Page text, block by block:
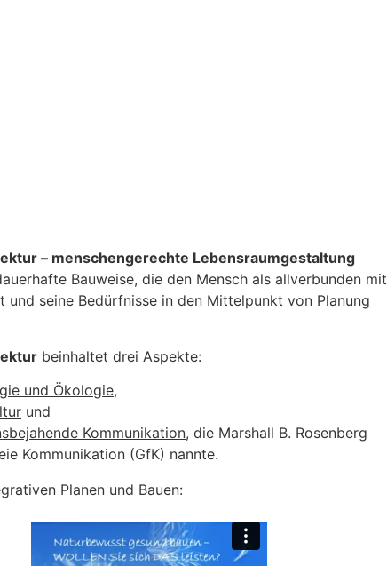
– menschengerechte Lebensraumgestaltung
Bauweise, die den Mensch als allverbunden mit
und seine Bedürfnisse in den Mittelpunkt von Planung
beinhaltet drei Aspekte:
und Ökologie,
und
Kommunikation, die Marshall B. Rosenberg
Kommunikation (GfK) nannte.
Planen und Bauen: